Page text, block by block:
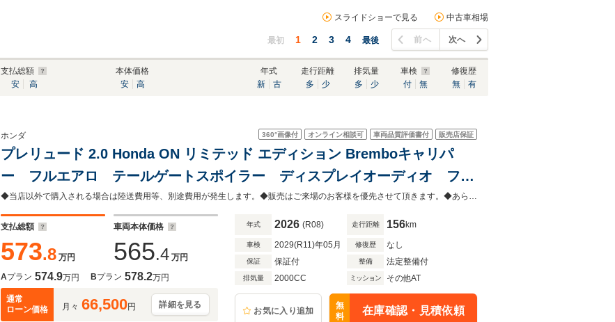
スライドショーで見る 中古車相場
最初 1 2 3 4 最後 前へ 次へ
支払総額
安
高
本体価格
安
高
年式
新
古
走行距離
多
少
排気量
多
少
車検
付
無
修復歴
無
有
360°画像付 オンライン相談可 車両品質評価書付 販売店保証
ホンダ
プレリュード 2.0 Honda ON リミテッド エディション Bremboキャリパ
ー フルエアロ テールゲートスポイラー ディスプレイオーディオ フル
セグ BT BOSE バックカメラ 衝突軽減 クルコン レーンアシスト
BSM シートヒーター QI充電 ETC
◆当店以外で購入される場合は陸送費用等、別途費用が発生します。◆販売はご来場のお客様を優先させて頂きます。◆あらかじめご確認下さい※販売は一般のお客様に限ります。
支払総額
573.8 万円
車両本体価格
565.4 万円
Aプラン 574.9万円 Bプラン 578.2万円
通常
ローン価格
月々 66,500円 詳細を見る
年式 2026 (R08) 走行距離 156km
車検 2029(R11)年05月 修復歴 なし
保証 保証付 整備 法定整備付
排気量 2000CC ミッション その他AT
お気に入り追加
無
料
在庫確認・見積依頼